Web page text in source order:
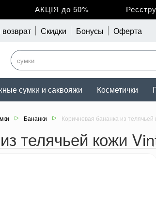
АКЦІЯ до 50%
Скидки Бонусы Оферта
сумки и саквояжи Косметички
Бананки Коричневая бананка из
телячьей кожи